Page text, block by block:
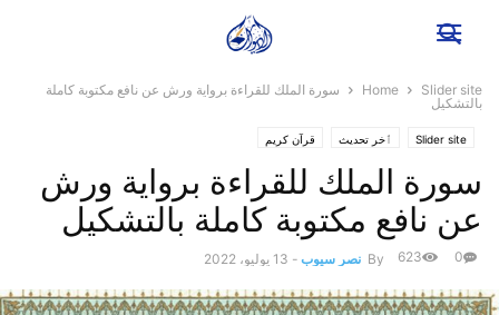
Home Slider site
سورة الملك للقراءة برواية ورش عن نافع مكتوبة كاملة
بالتشكيل
Slider site ٱخر تحديث قرآن كريم
سورة الملك للقراءة برواية ورش
عن نافع مكتوبة كاملة بالتشكيل
By نصر سيوب - 13 يوليو، 2022 0
623